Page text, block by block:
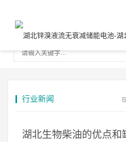
行业新闻
湖北生物柴油的优点和